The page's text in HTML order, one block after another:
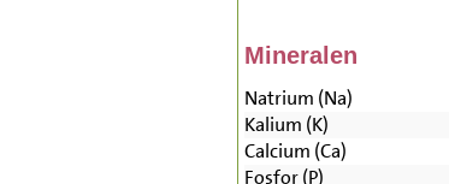
Mineralen
Natrium (Na)
Kalium (K)
Calcium (Ca)
Fosfor (P)